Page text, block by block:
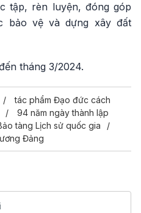
tập, rèn luyện, đóng góp
bảo vệ và dựng xây đất
tháng 3/2024.
tác phẩm Đạo đức cách
94 năm ngày thành lập
tàng Lịch sử quốc gia
Đảng